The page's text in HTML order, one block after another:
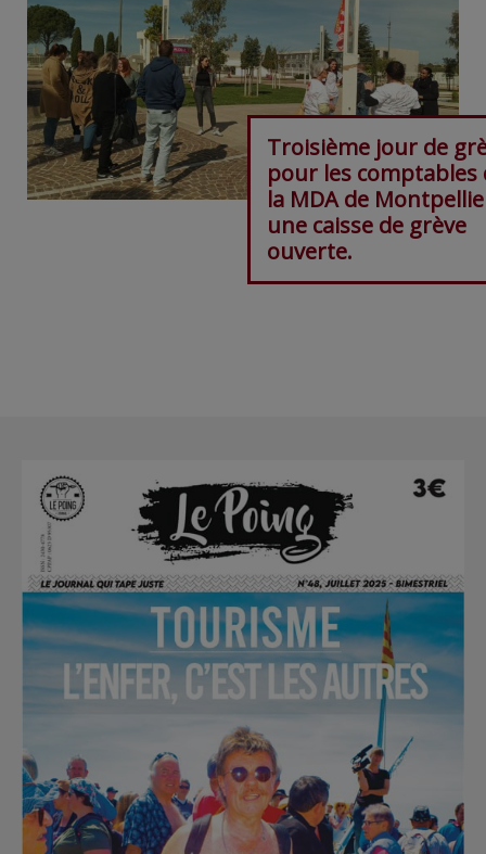
Troisième jour de
pour les comptables
la MDA de
une caisse de grève
ouverte.